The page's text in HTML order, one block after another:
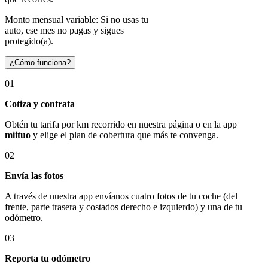
Monto mensual variable: Si no usas tu
auto, ese mes no pagas y sigues
protegido(a).
¿Cómo funciona?
01
Cotiza y contrata
Obtén tu tarifa por km recorrido en nuestra página o en la app
miituo y elige el plan de cobertura que más te convenga.
02
Envía las fotos
A través de nuestra app envíanos cuatro fotos de tu coche (del
frente, parte trasera y costados derecho e izquierdo) y una de tu
odómetro.
03
Reporta tu odómetro